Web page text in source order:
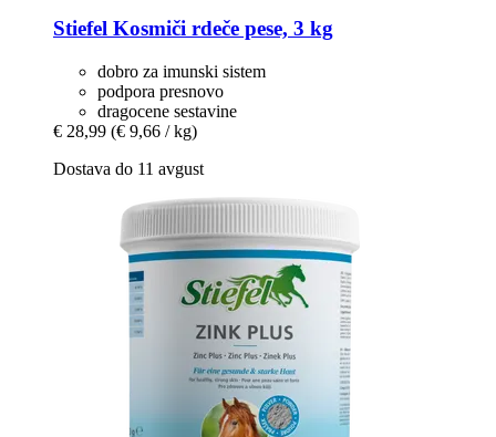
Stiefel Kosmiči rdeče pese, 3 kg
dobro za imunski sistem
podpora presnovo
dragocene sestavine
€ 28,99 (€ 9,66 / kg)
Dostava do 11 avgust